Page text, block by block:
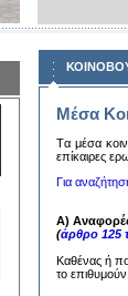
Μέσα
Tα μέσα
επίκαιρες
Για
Α)
(άρθρο 125
Καθένας ή
το